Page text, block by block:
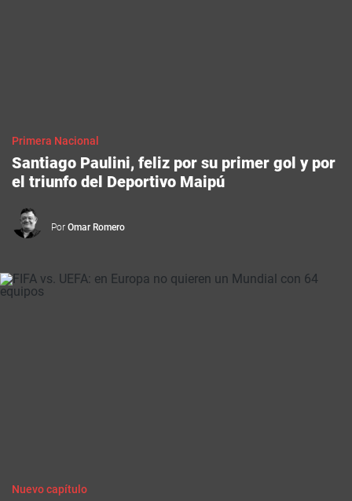
Primera Nacional
Santiago Paulini, feliz por su primer gol y por
el triunfo del Deportivo Maipú
Por Omar Romero
Nuevo capítulo